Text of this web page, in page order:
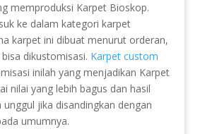
memproduksi Karpet Bioskop.
ke dalam kategori karpet
karpet ini dibuat menurut orderan,
dikustomisasi. Karpet custom
inilah yang menjadikan Karpet
nilai yang lebih bagus dan hasil
jika disandingkan dengan
umumnya.